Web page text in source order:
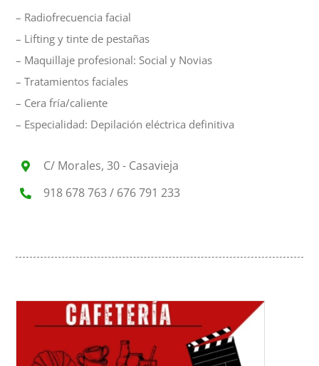
– Radiofrecuencia facial
– Lifting y tinte de pestañas
– Maquillaje profesional: Social y Novias
– Tratamientos faciales
– Cera fría/caliente
– Especialidad: Depilación eléctrica definitiva
C/ Morales, 30 - Casavieja
918 678 763 / 676 791 233